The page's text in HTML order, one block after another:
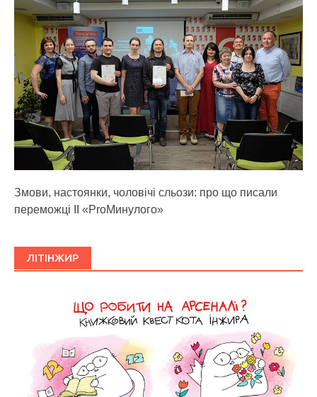
Змови, настоянки, чоловічі сльози: про що писали
переможці ІІ «ProМинулого»
ЛІТІНЖИР